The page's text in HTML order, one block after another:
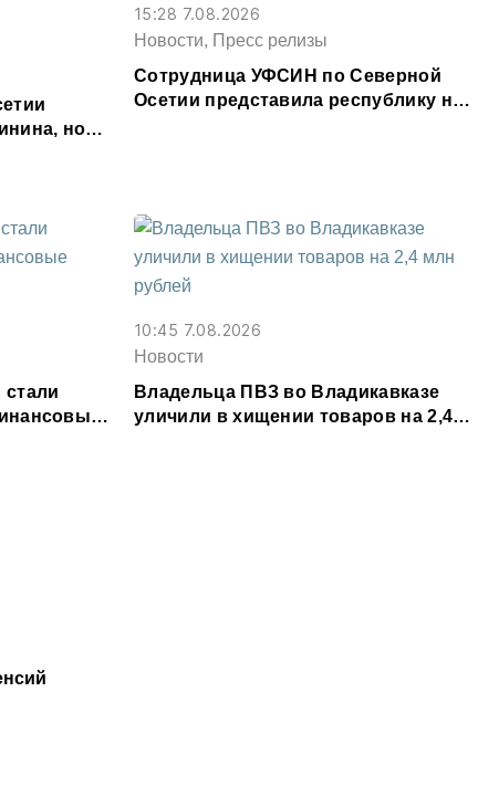
но
15:28 7.08.2026
Новости, Пресс релизы
Сотрудница УФСИН по Северной
Осетии представила республику на
10:45 7.08.2026
Новости
Владельца ПВЗ во Владикавказе
уличили в хищении товаров на 2,4